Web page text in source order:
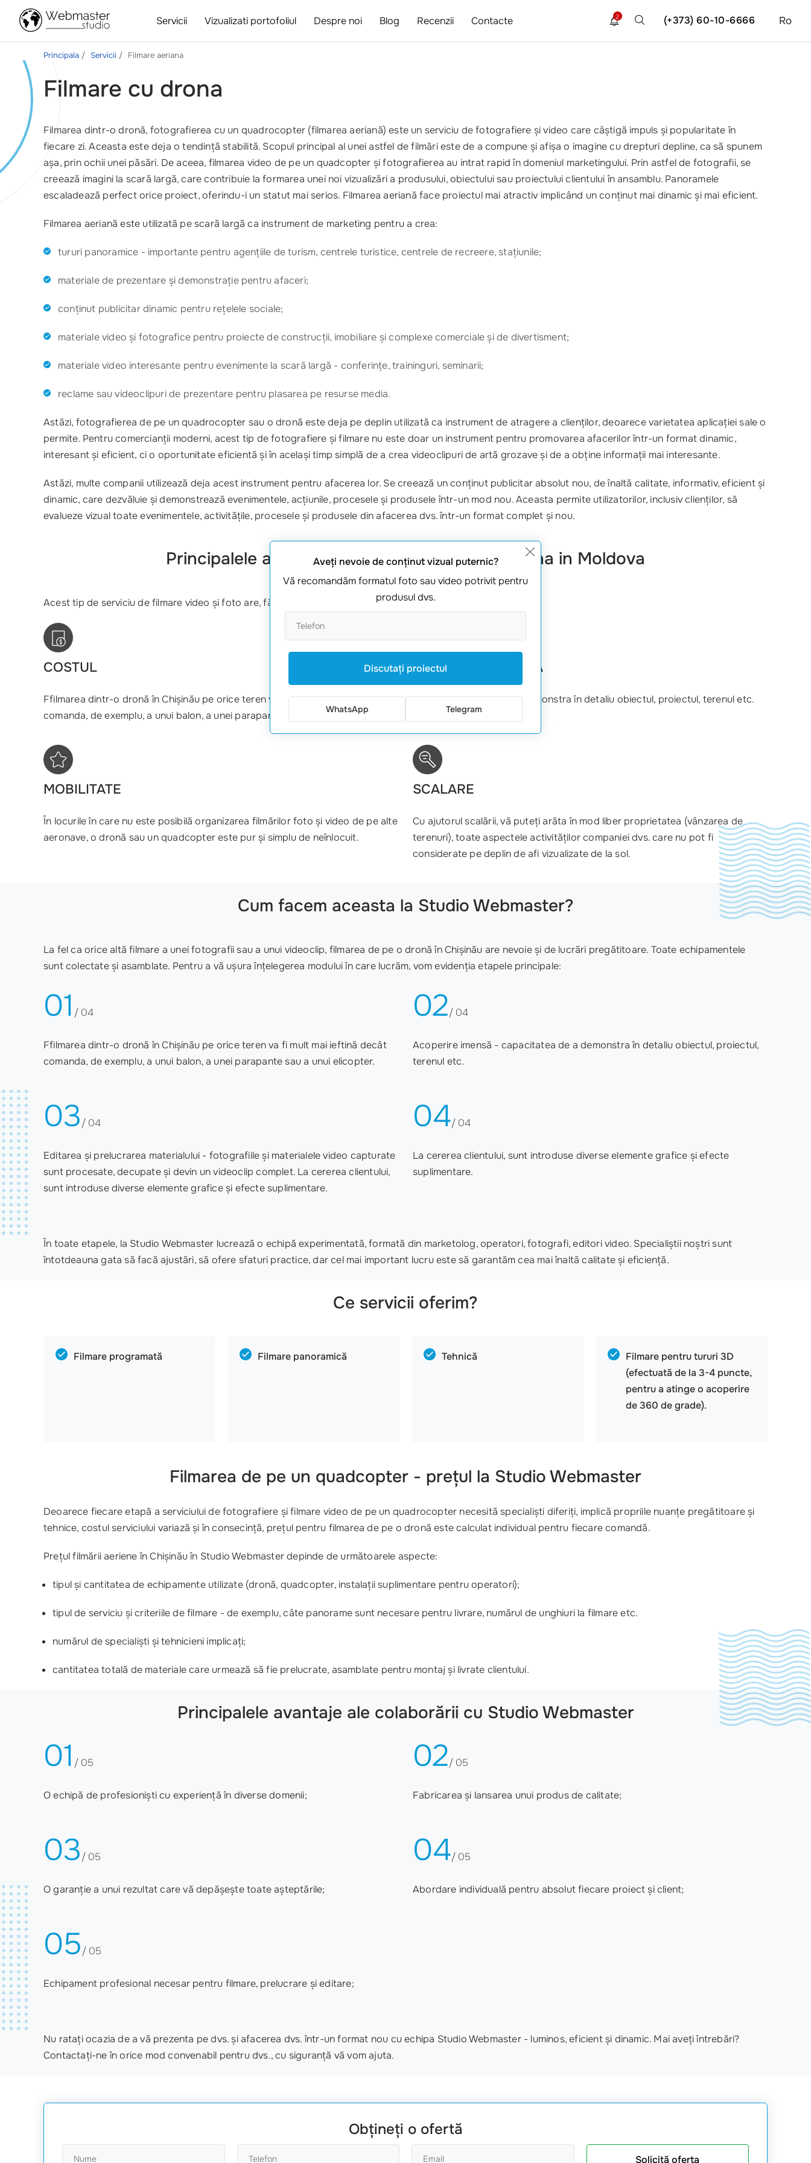
Servicii Vizualizati portofoliul Despre noi Blog Recenzii Contacte Ro
(+373) 60-10-6666
2
Principala Servicii Filmare aeriana
Filmare cu drona
Filmarea dintr-o dronă, fotografierea cu un quadrocopter (filmarea aeriană) este un serviciu de fotografiere și video care câștigă impuls și popularitate în
fiecare zi. Aceasta este deja o tendință stabilită. Scopul principal al unei astfel de filmări este de a compune și afișa o imagine cu drepturi depline, ca să spunem
așa, prin ochii unei păsări. De aceea, filmarea video de pe un quadcopter și fotografierea au intrat rapid în domeniul marketingului. Prin astfel de fotografii, se
creează imagini la scară largă, care contribuie la formarea unei noi vizualizări a produsului, obiectului sau proiectului clientului în ansamblu. Panoramele
escaladează perfect orice proiect, oferindu-i un statut mai serios. Filmarea aeriană face proiectul mai atractiv implicând un conținut mai dinamic și mai eficient.
Filmarea aeriană este utilizată pe scară largă ca instrument de marketing pentru a crea:
tururi panoramice - importante pentru agențiile de turism, centrele turistice, centrele de recreere, stațiunile;
materiale de prezentare și demonstrație pentru afaceri;
conținut publicitar dinamic pentru rețelele sociale;
materiale video și fotografice pentru proiecte de construcții, imobiliare și complexe comerciale și de divertisment;
materiale video interesante pentru evenimente la scară largă - conferințe, traininguri, seminarii;
reclame sau videoclipuri de prezentare pentru plasarea pe resurse media.
Astăzi, fotografierea de pe un quadrocopter sau o dronă este deja pe deplin utilizată ca instrument de atragere a clienților, deoarece varietatea aplicației sale o
permite. Pentru comercianții moderni, acest tip de fotografiere și filmare nu este doar un instrument pentru promovarea afacerilor într-un format dinamic,
interesant și eficient, ci o oportunitate eficientă și în același timp simplă de a crea videoclipuri de artă grozave și de a obține informații mai interesante.
Astăzi, multe companii utilizează deja acest instrument pentru afacerea lor. Se creează un conținut publicitar absolut nou, de înaltă calitate, informativ, eficient și
dinamic, care dezvăluie și demonstrează evenimentele, acțiunile, procesele și produsele într-un mod nou. Aceasta permite utilizatorilor, inclusiv clienților, să
evalueze vizual toate evenimentele, activitățile, procesele și produsele din afacerea dvs. într-un format complet și nou.
Principalele avantaje ale filmării aeriene cu drona in Moldova
Acest tip de serviciu de filmare video și foto are, fără îndoială, câteva avantaje importante, și anume:
COSTUL
Ffilmarea dintr-o dronă în Chișinău pe orice teren va fi mult mai ieftină decât
comanda, de exemplu, a unui balon, a unei parapante sau a unui elicopter.
ACOPERIRE IMENSĂ
Capacitatea de a demonstra în detaliu obiectul, proiectul, terenul etc.
MOBILITATE
În locurile în care nu este posibilă organizarea filmărilor foto și video de pe alte
aeronave, o dronă sau un quadcopter este pur și simplu de neînlocuit.
SCALARE
Cu ajutorul scalării, vă puteți arăta în mod liber proprietatea (vânzarea de
terenuri), toate aspectele activităților companiei dvs. care nu pot fi
considerate pe deplin de afi vizualizate de la sol.
Cum facem aceasta la Studio Webmaster?
La fel ca orice altă filmare a unei fotografii sau a unui videoclip, filmarea de pe o dronă în Chișinău are nevoie și de lucrări pregătitoare. Toate echipamentele
sunt colectate și asamblate. Pentru a vă ușura înțelegerea modului în care lucrăm, vom evidenția etapele principale:
01 / 04
Ffilmarea dintr-o dronă în Chișinău pe orice teren va fi mult mai ieftină decât
comanda, de exemplu, a unui balon, a unei parapante sau a unui elicopter.
02/ 04
Acoperire imensă - capacitatea de a demonstra în detaliu obiectul, proiectul,
terenul etc.
03/ 04
Editarea și prelucrarea materialului - fotografiile și materialele video capturate
sunt procesate, decupate și devin un videoclip complet. La cererea clientului,
sunt introduse diverse elemente grafice și efecte suplimentare.
04/ 04
La cererea clientului, sunt introduse diverse elemente grafice și efecte
suplimentare.
În toate etapele, la Studio Webmaster lucrează o echipă experimentată, formată din marketolog, operatori, fotografi, editori video. Specialiștii noștri sunt
întotdeauna gata să facă ajustări, să ofere sfaturi practice, dar cel mai important lucru este să garantăm cea mai înaltă calitate și eficiență.
Ce servicii oferim?
Filmare programată Filmare panoramică Tehnică
Filmare pentru tururi 3D
(efectuată de la 3-4 puncte,
pentru a atinge o acoperire
de 360 ​​de grade).
Filmarea de pe un quadcopter - prețul la Studio Webmaster
Deoarece fiecare etapă a serviciului de fotografiere și filmare video de pe un quadrocopter necesită specialiști diferiți, implică propriile nuanțe pregătitoare și
tehnice, costul serviciului variază și în consecință, prețul pentru filmarea de pe o dronă este calculat individual pentru fiecare comandă.
Prețul filmării aeriene în Chișinău în Studio Webmaster depinde de următoarele aspecte:
tipul și cantitatea de echipamente utilizate (dronă, quadcopter, instalații suplimentare pentru operatori);
tipul de serviciu și criteriile de filmare - de exemplu, câte panorame sunt necesare pentru livrare, numărul de unghiuri la filmare etc.
numărul de specialiști și tehnicieni implicați;
cantitatea totală de materiale care urmează să fie prelucrate, asamblate pentru montaj și livrate clientului.
Principalele avantaje ale colaborării cu Studio Webmaster
01 / 05
O echipă de profesioniști cu experiență în diverse domenii;
02/ 05
Fabricarea și lansarea unui produs de calitate;
03/ 05
O garanție a unui rezultat care vă depășește toate așteptările;
04/ 05
Abordare individuală pentru absolut fiecare proiect și client;
05/ 05
Echipament profesional necesar pentru filmare, prelucrare și editare;
Nu ratați ocazia de a vă prezenta pe dvs. și afacerea dvs. într-un format nou cu echipa Studio Webmaster - luminos, eficient și dinamic. Mai aveți întrebări?
Contactați-ne în orice mod convenabil pentru dvs., cu siguranță vă vom ajuta.
Obțineți o ofertă
Solicită oferta
Aveţi nevoie de conţinut vizual puternic?
Vă recomandăm formatul foto sau video potrivit pentru
produsul dvs.
Discutaţi proiectul
WhatsApp Telegram